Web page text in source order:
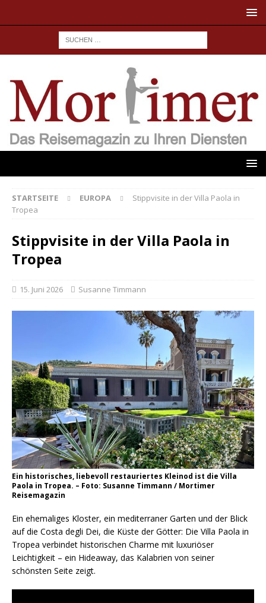
STARTSEITE EUROPA
Stippvisite in der Villa Paola in
Tropea
Stippvisite in der Villa Paola in
Tropea
15. Juni 2026 Susanne Timmann
Ein historisches, liebevoll restauriertes Kleinod ist die Villa
Paola in Tropea. – Foto: Susanne Timmann / Mortimer
Reisemagazin
Ein ehemaliges Kloster, ein mediterraner Garten und der Blick
auf die Costa degli Dei, die Küste der Götter: Die Villa Paola in
Tropea verbindet historischen Charme mit luxuriöser
Leichtigkeit – ein Hideaway, das Kalabrien von seiner
schönsten Seite zeigt.